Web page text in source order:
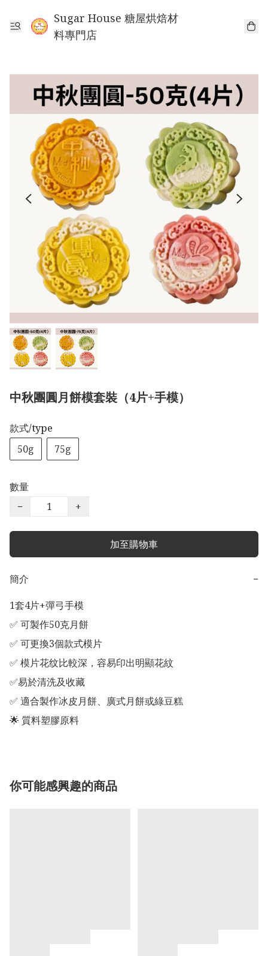
Sugar House 糖屋烘焙材
料專門店
中秋團圓月餅模套裝（4片+手模）
款式/type
50g
75g
數量
−
+
加至購物車
簡介
−
1套4片+彈弓手模
✅ 可製作50克月餅
✅ 可更換3個款式模片
✅ 模片花纹比較深，容易印出明顯花紋
✅易於清洗及收藏
✅ 適合製作冰皮月餅、廣式月餅或綠豆糕
你可能感興趣的商品